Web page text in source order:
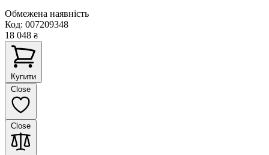
Обмежена наявність
Код: 007209348
18 048 ₴
Купити
Close
Close